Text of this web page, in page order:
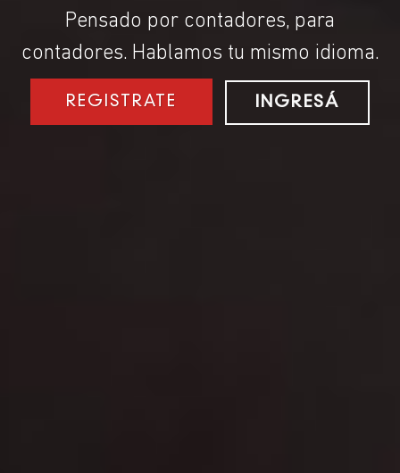
Pensado por contadores, para
contadores. Hablamos tu mismo idioma.
REGISTRATE INGRESÁ